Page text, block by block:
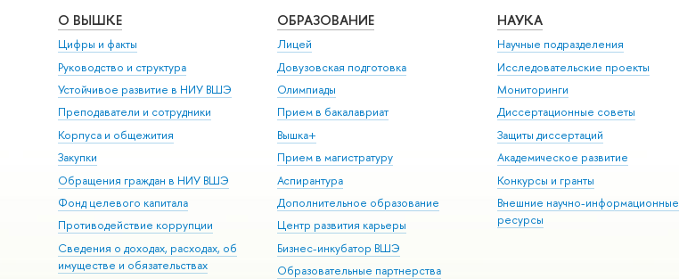
О ВЫШКЕ
Цифры и факты
Руководство и структура
Устойчивое развитие в НИУ ВШЭ
Преподаватели и сотрудники
Корпуса и общежития
Закупки
Обращения граждан в НИУ ВШЭ
Фонд целевого капитала
Противодействие коррупции
Сведения о доходах, расходах, об
имуществе и обязательствах
ОБРАЗОВАНИЕ
Лицей
Довузовская подготовка
Олимпиады
Прием в бакалавриат
Вышка+
Прием в магистратуру
Аспирантура
Дополнительное образование
Центр развития карьеры
Бизнес-инкубатор ВШЭ
Образовательные партнерства
НАУКА
Научные подразделения
Исследовательские проекты
Мониторинги
Диссертационные советы
Защиты диссертаций
Академическое развитие
Конкурсы и гранты
Внешние научно-информационные
ресурсы